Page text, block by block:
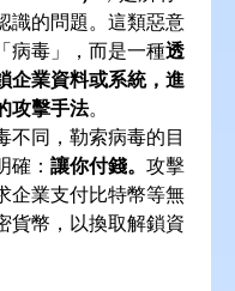
識的問題。這類惡意
病毒」，而是一種透
企業資料或系統，進
攻擊手法。
不同，勒索病毒的目
確： 讓你付錢。 攻擊
企業支付比特幣等無
貨幣，以換取解鎖資